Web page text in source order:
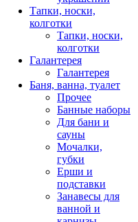
Тапки, носки,
колготки
Тапки, носки,
колготки
Галантерея
Галантерея
Баня, ванна, туалет
Прочее
Банные наборы
Для бани и
сауны
Мочалки,
губки
Ерши и
подставки
Занавесы для
ванной и